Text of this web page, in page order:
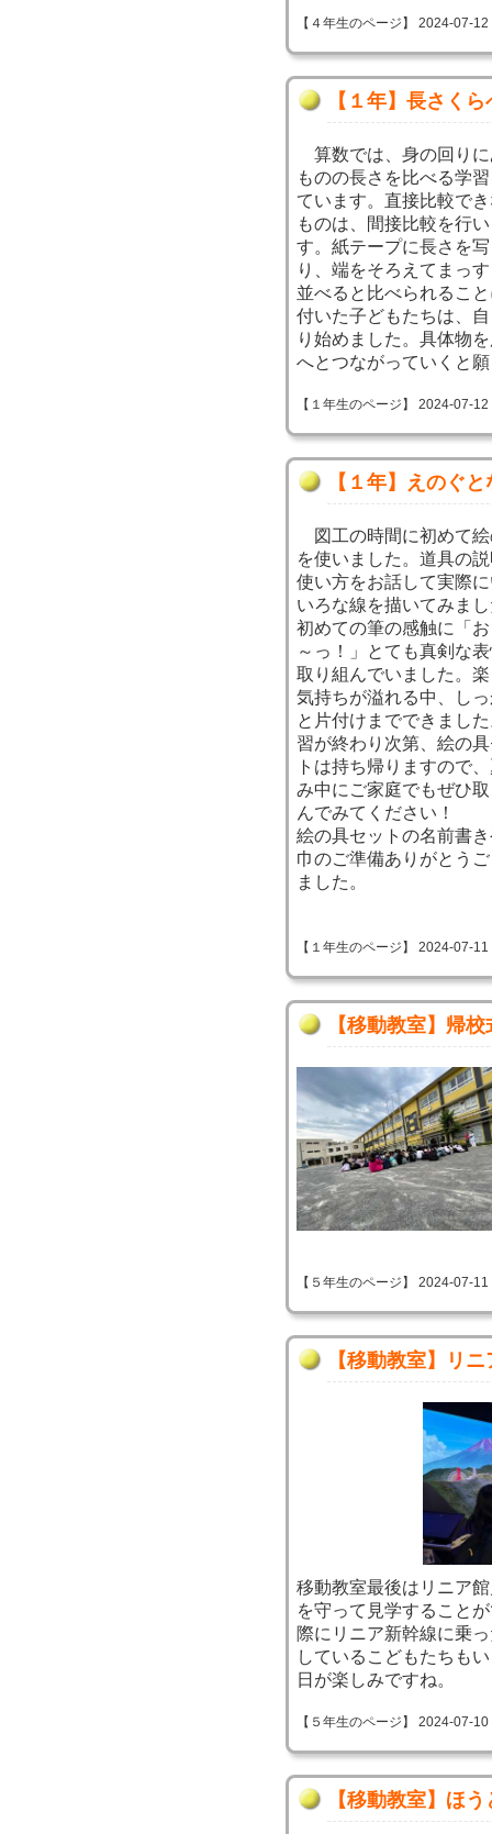
【４年生のページ】 2024-07-
【１年】長さくら
算数では、身の回りに
ものの長さを比べる学
ています。直接比較で
ものは、間接比較を行
す。紙テープに長さを
り、端をそろえてまっ
並べると比べられるこ
付いた子どもたちは、
り始めました。具体物
へとつながっていくと
【１年生のページ】 2024-07-
【１年】えのぐ
図工の時間に初めて絵
を使いました。道具の
使い方をお話して実際
いろな線を描いてみま
初めての筆の感触に「
～っ！」とても真剣な
取り組んでいました。
気持ちが溢れる中、し
と片付けまでできまし
習が終わり次第、絵の
トは持ち帰りますので
み中にご家庭でもぜひ
んでみてください！
絵の具セットの名前書
巾のご準備ありがとう
ました。
【１年生のページ】 2024-07-
【移動教室】帰校
【５年生のページ】 2024-07-
【移動教室】リニ
移動教室最後はリニア
を守って見学すること
際にリニア新幹線に乗
しているこどもたちも
日が楽しみですね。
【５年生のページ】 2024-07-
【移動教室】ほ